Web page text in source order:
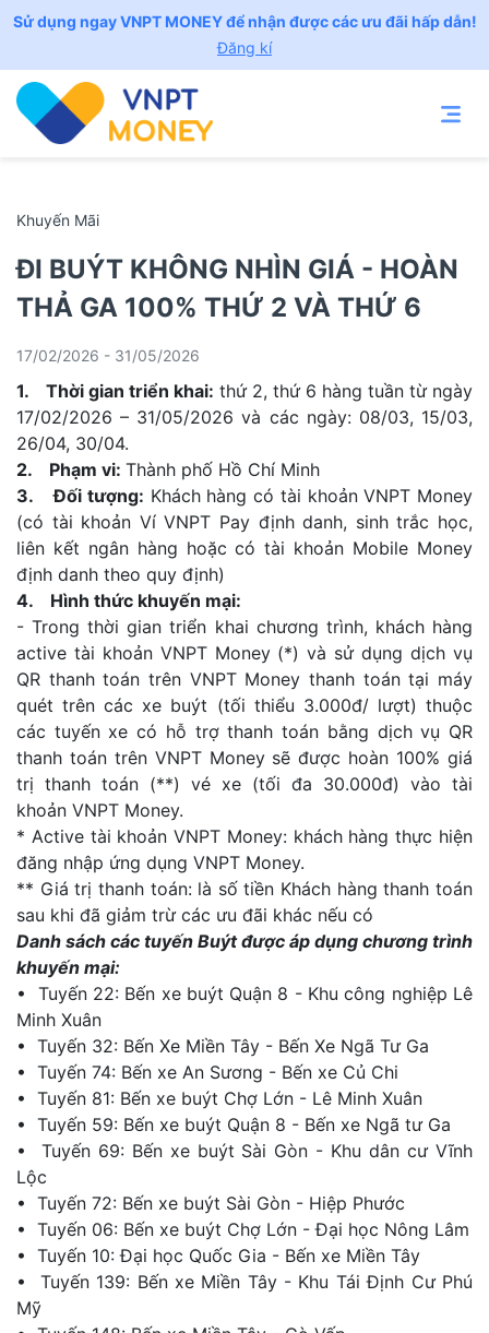
Sử dụng ngay VNPT MONEY để nhận được các ưu đãi hấp dẫn!
Đăng kí
Khuyến Mãi
ĐI BUÝT KHÔNG NHÌN GIÁ - HOÀN
THẢ GA 100% THỨ 2 VÀ THỨ 6
17/02/2026 - 31/05/2026
1. Thời gian triển khai: thứ 2, thứ 6 hàng tuần từ ngày
17/02/2026 – 31/05/2026 và các ngày: 08/03, 15/03,
26/04, 30/04.
2. Phạm vi: Thành phố Hồ Chí Minh
3. Đối tượng: Khách hàng có tài khoản VNPT Money
(có tài khoản Ví VNPT Pay định danh, sinh trắc học,
liên kết ngân hàng hoặc có tài khoản Mobile Money
định danh theo quy định)
4. Hình thức khuyến mại:
- Trong thời gian triển khai chương trình, khách hàng
active tài khoản VNPT Money (*) và sử dụng dịch vụ
QR thanh toán trên VNPT Money thanh toán tại máy
quét trên các xe buýt (tối thiểu 3.000đ/ lượt) thuộc
các tuyến xe có hỗ trợ thanh toán bằng dịch vụ QR
thanh toán trên VNPT Money sẽ được hoàn 100% giá
trị thanh toán (**) vé xe (tối đa 30.000đ) vào tài
khoản VNPT Money.
* Active tài khoản VNPT Money: khách hàng thực hiện
đăng nhập ứng dụng VNPT Money.
** Giá trị thanh toán: là số tiền Khách hàng thanh toán
sau khi đã giảm trừ các ưu đãi khác nếu có
Danh sách các tuyến Buýt được áp dụng chương trình
khuyến mại:
• Tuyến 22: Bến xe buýt Quận 8 - Khu công nghiệp Lê
Minh Xuân
• Tuyến 32: Bến Xe Miền Tây - Bến Xe Ngã Tư Ga
• Tuyến 74: Bến xe An Sương - Bến xe Củ Chi
• Tuyến 81: Bến xe buýt Chợ Lớn - Lê Minh Xuân
• Tuyến 59: Bến xe buýt Quận 8 - Bến xe Ngã tư Ga
• Tuyến 69: Bến xe buýt Sài Gòn - Khu dân cư Vĩnh
Lộc
• Tuyến 72: Bến xe buýt Sài Gòn - Hiệp Phước
• Tuyến 06: Bến xe buýt Chợ Lớn - Đại học Nông Lâm
• Tuyến 10: Đại học Quốc Gia - Bến xe Miền Tây
• Tuyến 139: Bến xe Miền Tây - Khu Tái Định Cư Phú
Mỹ